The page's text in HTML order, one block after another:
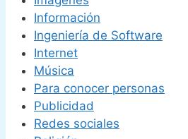
Información
Ingeniería de Software
Internet
Música
Para conocer personas
Publicidad
Redes sociales